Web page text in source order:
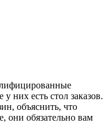
них есть стол заказов.
объяснить, что
они обязательно вам